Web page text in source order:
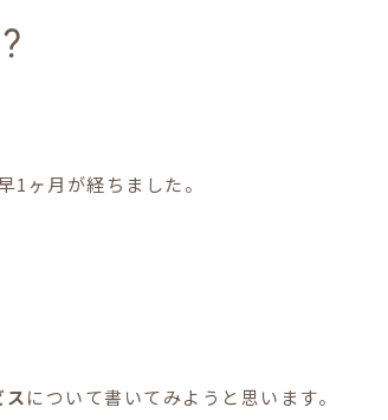
ヶ月が経ちました。
スについて書いてみようと思います。